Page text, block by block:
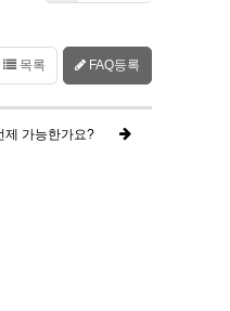
목록 FAQ등록
제 가능한가요?